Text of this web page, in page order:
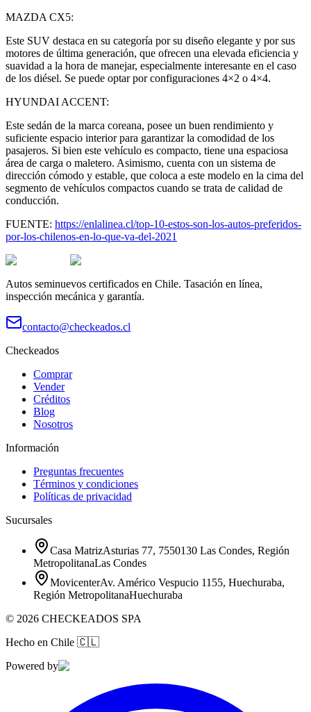
MAZDA CX5:
Este SUV destaca en su categoría por su diseño elegante y por sus
motores de última generación, que ofrecen una elevada eficiencia y
suavidad a la hora de manejar, especialmente interesante en el caso
de los diésel. Se puede optar por configuraciones 4×2 o 4×4.
HYUNDAI ACCENT:
Este sedán de la marca coreana, posee un buen rendimiento y
suficiente espacio interior para garantizar la comodidad de los
pasajeros. Si bien este vehículo es compacto, tiene una espaciosa
área de carga o maletero. Asimismo, cuenta con un sistema de
dirección cómodo y estable, que coloca a este modelo en la cima del
segmento de vehículos compactos cuando se trata de calidad de
conducción.
FUENTE: https://enlalinea.cl/top-10-estos-son-los-autos-preferidos-
por-los-chilenos-en-lo-que-va-del-2021
Autos seminuevos certificados en Chile. Tasación en línea,
inspección mecánica y garantía.
contacto@checkeados.cl
Checkeados
Comprar
Vender
Créditos
Blog
Nosotros
Información
Preguntas frecuentes
Términos y condiciones
Políticas de privacidad
Sucursales
Casa MatrizAsturias 77, 7550130 Las Condes, Región
MetropolitanaLas Condes
MovicenterAv. Américo Vespucio 1155, Huechuraba,
Región MetropolitanaHuechuraba
© 2026 CHECKEADOS SPA
Hecho en Chile 🇨🇱
Powered by